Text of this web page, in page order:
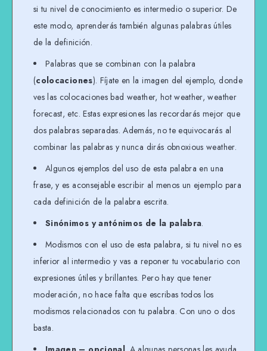
si tu nivel de conocimiento es intermedio o superior. De
este modo, aprenderás también algunas palabras útiles
de la definición.
Palabras que se combinan con la palabra
(colocaciones). Fíjate en la imagen del ejemplo, donde
ves las colocaciones bad weather, hot weather, weather
forecast, etc. Estas expresiones las recordarás mejor que
dos palabras separadas. Además, no te equivocarás al
combinar las palabras y nunca dirás obnoxious weather.
Algunos ejemplos del uso de esta palabra en una
frase, y es aconsejable escribir al menos un ejemplo para
cada definición de la palabra escrita.
Sinónimos y antónimos de la palabra.
Modismos con el uso de esta palabra, si tu nivel no es
inferior al intermedio y vas a reponer tu vocabulario con
expresiones útiles y brillantes. Pero hay que tener
moderación, no hace falta que escribas todos los
modismos relacionados con tu palabra. Con uno o dos
basta.